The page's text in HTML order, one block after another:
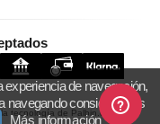
tecnología de Palbin.com
de navegación,
navegando consideramos
Más información